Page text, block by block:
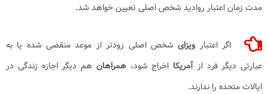
مدت زمان اعتبار روادید شخص اصلی تعیین خواهد شد.
اگر اعتبار ویزایشخص اصلی زودتر از موعد منقضی شده یا به
عبارتی دیگر فرد از آمریکا اخراج شود،همراهان هم دیگر اجازه زندگی در
ایالات متحده را ندارند.